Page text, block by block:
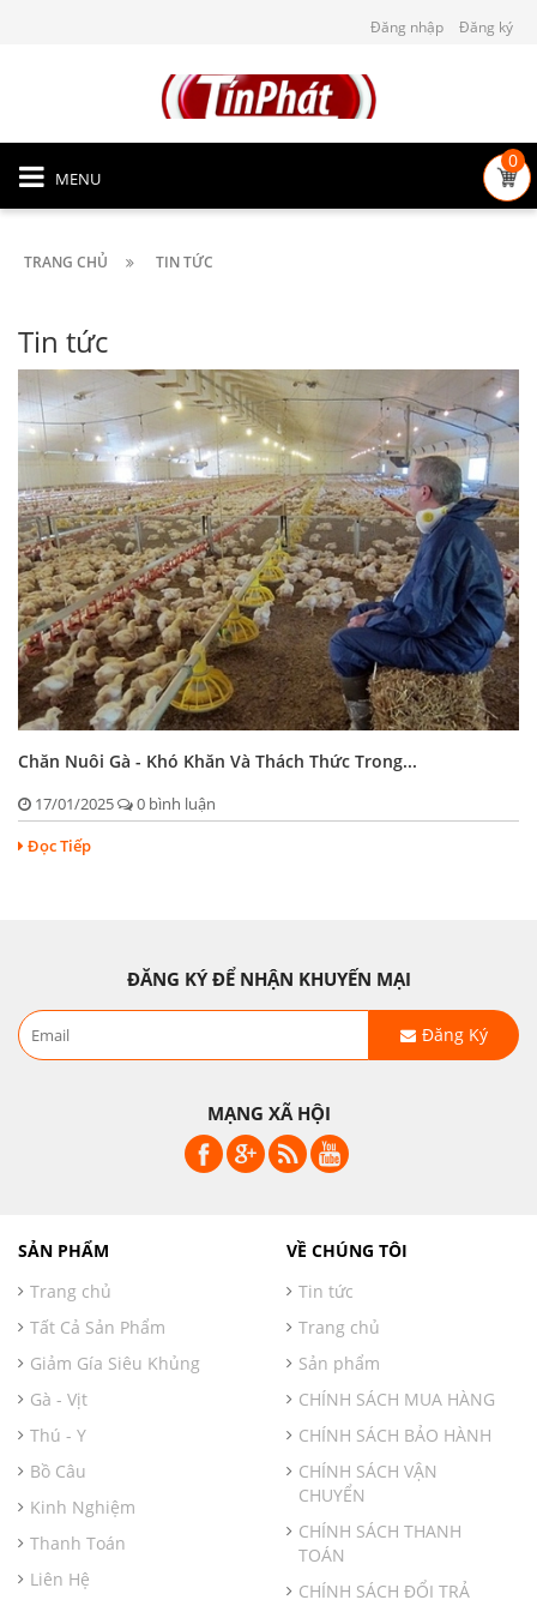
Đăng nhập Đăng ký
MENU
0
TRANG CHỦ TIN TỨC
Tin tức
Chăn Nuôi Gà - Khó Khăn Và Thách Thức Trong...
17/01/2025
0 bình luận
Đọc Tiếp
ĐĂNG KÝ ĐỂ NHẬN KHUYẾN MẠI
Đăng Ký
MẠNG XÃ HỘI
SẢN PHẨM
Trang chủ
Tất Cả Sản Phẩm
Giảm Gía Siêu Khủng
Gà - Vịt
Thú - Y
Bồ Câu
Kinh Nghiệm
Thanh Toán
Liên Hệ
VỀ CHÚNG TÔI
Tin tức
Trang chủ
Sản phẩm
CHÍNH SÁCH MUA HÀNG
CHÍNH SÁCH BẢO HÀNH
CHÍNH SÁCH VẬN
CHUYỂN
CHÍNH SÁCH THANH
TOÁN
CHÍNH SÁCH ĐỔI TRẢ